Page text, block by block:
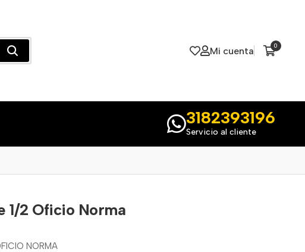
Mi cuenta 0
3182393196
Servicio al cliente
1/2 Oficio Norma
NORMA